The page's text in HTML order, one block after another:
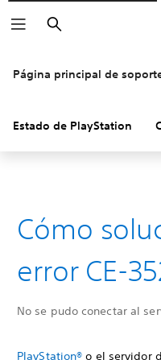
Buscar
Página principal de
Estado de PlayStation
Cómo
error CE-
No se pudo conectar al
PlayStation® o el servidor